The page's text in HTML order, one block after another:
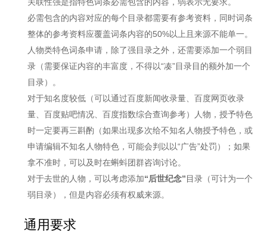
关联性强是指特色词条必需包含的内容，弱表示无要求。
必需包含的内容对应的每个目录都需要有参考资料，同时词条
整体的参考资料应覆盖词条内容的50%以上且来源不能单一。
人物类特色词条申请，除了强目录之外，还需要添加一个弱目
录（需要保证内容的丰富度，不得以“凑”目录目的额外加一个
目录）。
对于知名度较低（可以通过百度新闻收录量、百度网页收录
量、百度贴吧情况、百度指数综合查询参考）人物，授予特色
时一定要再三斟酌（如果出现多次给不知名人物授予特色，或
申请编辑不知名人物特色，可能会判以以“广告”处罚）；如果
拿不准时，可以及时在蝌蚪团群咨询讨论。
对于去世的人物，可以考虑添加“后世纪念” 目录（可计为一个
弱目录），但是内容必须有权威来源。
通用要求